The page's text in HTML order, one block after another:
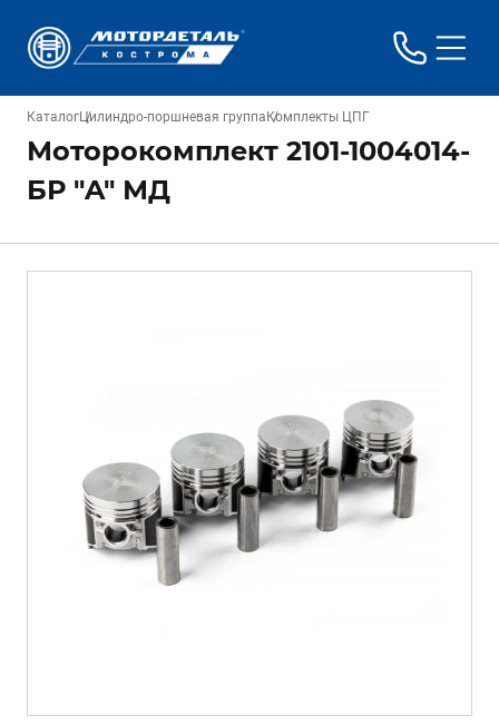
КаталогЦилиндро-поршневая группа Комплекты ЦПГ
Моторокомплект 2101-1004014-
БР "A" МД